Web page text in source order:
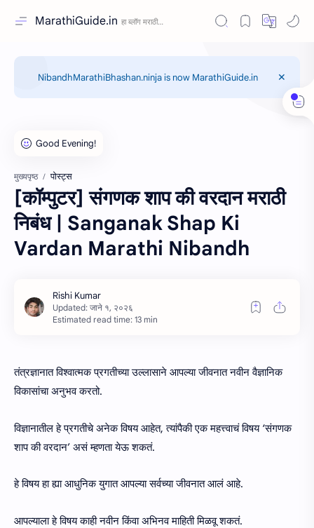
MarathiGuide.in
NibandhMarathiBhashan.ninja is now MarathiGuide.in
मुख्यपृष्ठ पोस्ट्स
[कॉम्पुटर] संगणक शाप की वरदान मराठी
निबंध | Sanganak Shap Ki
Vardan Marathi Nibandh
Estimated read time: 13 min
तंत्रज्ञानात विश्वात्मक प्रगतीच्या उल्लासाने आपल्या जीवनात नवीन वैज्ञानिक
विकासांचा अनुभव करतो.
विज्ञानातील हे प्रगतीचे अनेक विषय आहेत, त्यांपैकी एक महत्त्वाचं विषय ‘संगणक
शाप की वरदान’ असं म्हणता येऊ शकतं.
हे विषय हा ह्या आधुनिक युगात आपल्या सर्वच्या जीवनात आलं आहे.
आपल्याला हे विषय काही नवीन किंवा अभिनव माहिती मिळवू शकतं.